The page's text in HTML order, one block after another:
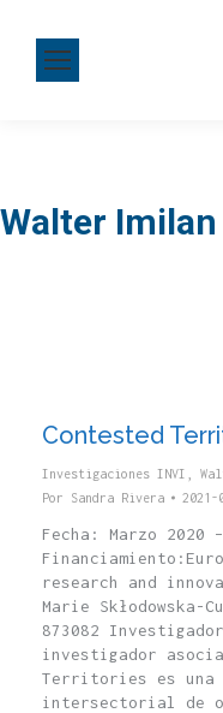
Walter Imilan
Contested
Investigaciones INVI
Por Sandra Rivera 2021-
Fecha: Marzo 2020
research and
Marie Skłodowska-
873082
investigador
Territories es una
intersectorial de